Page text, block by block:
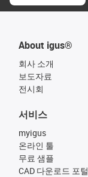
About igus®
회사 소개
보도자료
전시회
서비스
myigus
온라인 툴
무료 샘플
CAD 다운로드 포털